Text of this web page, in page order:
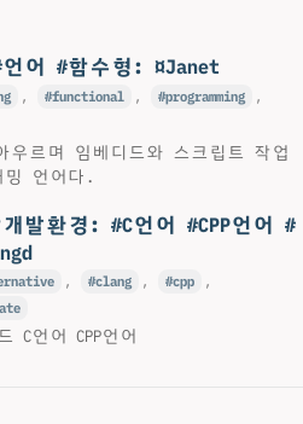
어 #함수형: ¤Janet
, functional , programming
,
우르며 임베디드와 스크립트 작업
밍 언어다.
발환경: #C언어 #CPP언어 #
, clang , cpp
,
C언어 CPP언어